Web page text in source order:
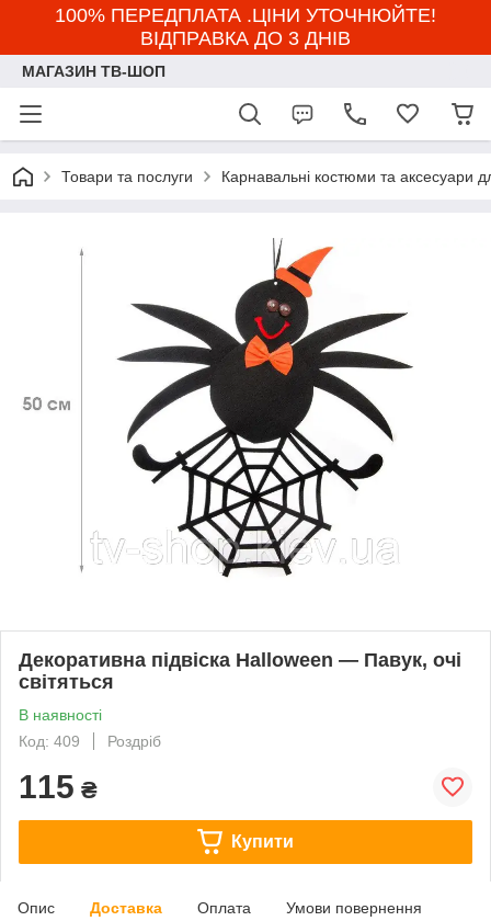
100% ПЕРЕДПЛАТА .ЦІНИ УТОЧНЮЙТЕ!
ВІДПРАВКА ДО 3 ДНІВ
МАГАЗИН ТВ-ШОП
Товари та послуги Карнавальні костюми та аксесуари
Декоративна підвіска Halloween — Павук, очі
світяться
В наявності
Код: 409
Роздріб
115 ₴
Купити
Опис Доставка Оплата Умови повернення